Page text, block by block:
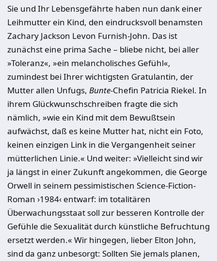
Sie und Ihr Lebensgefährte haben nun dank einer
Leihmutter ein Kind, den eindrucksvoll benamsten
Zachary Jackson Levon Furnish-John. Das ist
zunächst eine prima Sache – bliebe nicht, bei aller
»Toleranz«, »ein melancholisches Gefühl«,
zumindest bei Ihrer wichtigsten Gratulantin, der
Mutter allen Unfugs, Bunte-Chefin Patricia Riekel. In
ihrem Glückwunschschreiben fragte die sich
nämlich, »wie ein Kind mit dem Bewußtsein
aufwächst, daß es keine Mutter hat, nicht ein Foto,
keinen einzigen Link in die Vergangenheit seiner
mütterlichen Linie.« Und weiter: »Vielleicht sind wir
ja längst in einer Zukunft angekommen, die George
Orwell in seinem pessimistischen Science-Fiction-
Roman ›1984‹ entwarf: im totalitären
Überwachungsstaat soll zur besseren Kontrolle der
Gefühle die Sexualität durch künstliche Befruchtung
ersetzt werden.« Wir hingegen, lieber Elton John,
sind da ganz unbesorgt: Sollten Sie jemals planen,